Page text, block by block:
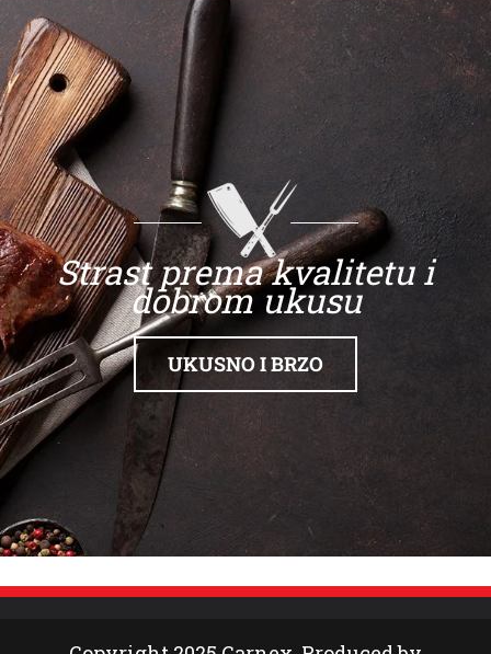
Strast prema kvalitetu i
dobrom ukusu
UKUSNO I BRZO